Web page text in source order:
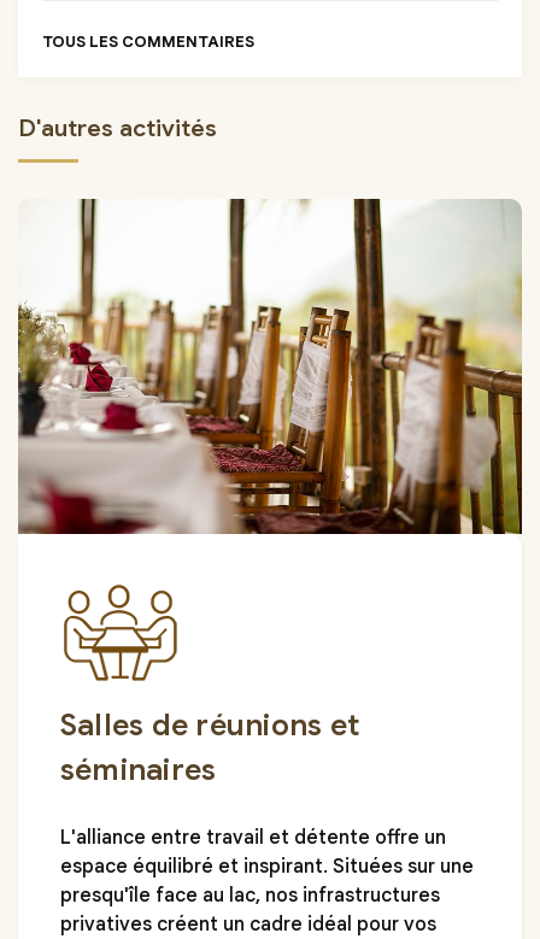
TOUS LES COMMENTAIRES
D'autres activités
Salles de réunions et
séminaires
L'alliance entre travail et détente offre un
espace équilibré et inspirant. Situées sur une
presqu'île face au lac, nos infrastructures
privatives créent un cadre idéal pour vos